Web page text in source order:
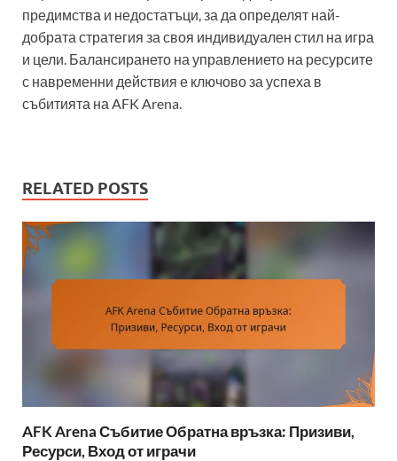
предимства и недостатъци, за да определят най-
добрата стратегия за своя индивидуален стил на игра
и цели. Балансирането на управлението на ресурсите
с навременни действия е ключово за успеха в
събитията на AFK Arena.
RELATED POSTS
AFK Arena Събитие Обратна връзка: Призиви,
Ресурси, Вход от играчи